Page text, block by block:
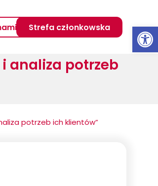
Strefa członkowska
i analiza potrzeb
potrzeb ich klientów”